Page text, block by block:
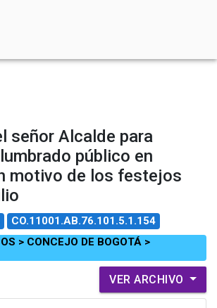
señor Alcalde para
público en
motivo de los festejos
CO.11001.AB.76.101.5.1.154
> CONCEJO DE BOGOTÁ >
VER ARCHIVO